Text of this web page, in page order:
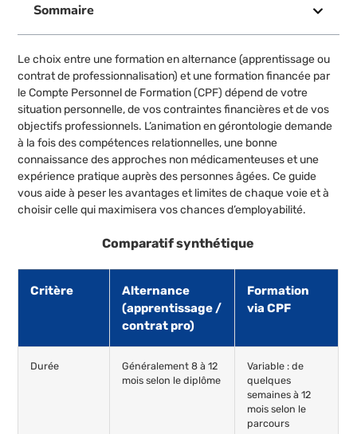
Sommaire
Le choix entre une formation en alternance (apprentissage ou
contrat de professionnalisation) et une formation financée par
le Compte Personnel de Formation (CPF) dépend de votre
situation personnelle, de vos contraintes financières et de vos
objectifs professionnels. L’animation en gérontologie demande
à la fois des compétences relationnelles, une bonne
connaissance des approches non médicamenteuses et une
expérience pratique auprès des personnes âgées. Ce guide
vous aide à peser les avantages et limites de chaque voie et à
choisir celle qui maximisera vos chances d’employabilité.
Comparatif synthétique
Critère
Alternance
(apprentissage /
contrat pro)
Formation
via CPF
Durée
Généralement 8 à 12
mois selon le diplôme
Variable : de
quelques
semaines à 12
mois selon le
parcours